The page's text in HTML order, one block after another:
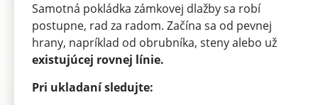
Samotná pokládka zámkovej dlažby sa robí
postupne, rad za radom. Začína sa od pevnej
hrany, napríklad od obrubníka, steny alebo už
existujúcej rovnej línie.
Pri ukladaní sledujte: